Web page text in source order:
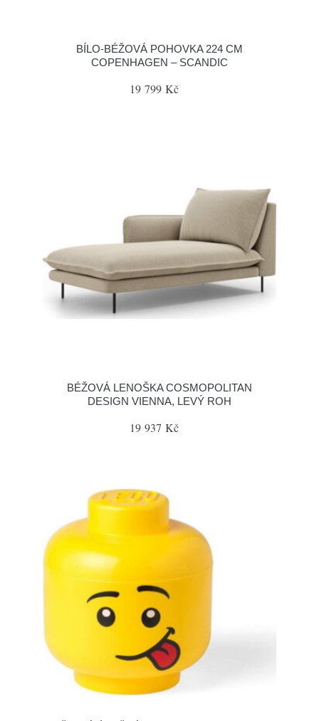
BÍLO-BÉŽOVÁ POHOVKA 224 CM
COPENHAGEN – SCANDIC
19 799 Kč
BÉŽOVÁ LENOŠKA COSMOPOLITAN
DESIGN VIENNA, LEVÝ ROH
19 937 Kč